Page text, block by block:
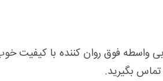
بی واسطه فوق روان کننده با
بگیرید.